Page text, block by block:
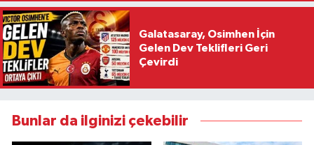
Galatasaray, Osimhen İçin
Gelen Dev Teklifleri Geri
Çevirdi
Bunlar da ilginizi çekebilir